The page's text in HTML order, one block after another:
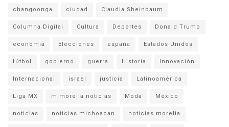
changoonga ciudad Claudia Sheinbaum
Columna Digital Cultura Deportes Donald Trump
economia Elecciones españa Estados Unidos
fútbol gobierno guerra Historia Innovación
Internacional israel justicia Latinoamérica
Liga MX mimorelia noticias Moda México
noticias noticias michoacan noticias morelia